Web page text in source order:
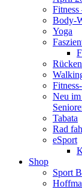
Fitness
Body-
Yoga
Neu
Tabata
Rad
eSport
Shop
Sport